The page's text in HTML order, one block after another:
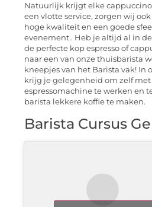
Natuurlijk krijgt elke
een vlotte service, zorgen wij
hoge kwaliteit en een goede
evenement.. Heb je altijd al in
de perfecte kop espresso of
naar een van onze thuisbarista
kneepjes van het Barista vak! In
krijg je gelegenheid om zelf met
espressomachine te werken en
barista lekkere koffie te maken.
Barista Cursus